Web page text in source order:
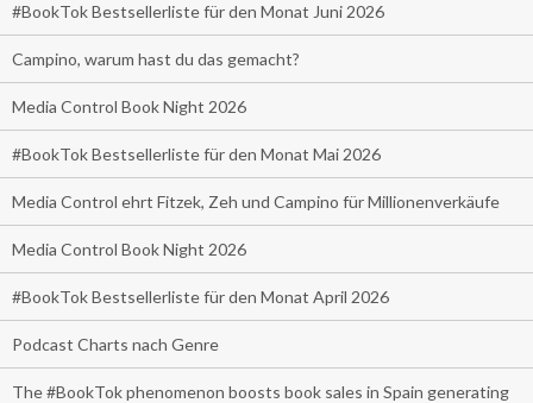
#BookTok Bestsellerliste für den Monat Juni 2026
Campino, warum hast du das gemacht?
Media Control Book Night 2026
#BookTok Bestsellerliste für den Monat Mai 2026
Media Control ehrt Fitzek, Zeh und Campino für Millionenverkäufe
Media Control Book Night 2026
#BookTok Bestsellerliste für den Monat April 2026
Podcast Charts nach Genre
The #BookTok phenomenon boosts book sales in Spain generating